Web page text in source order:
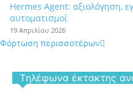
Hermes Agent: αξιολόγηση,
αυτοματισμοί
19 Απριλίου 2026
Φόρτωση περισσοτέρων
Tηλέφωνα έκτακτης